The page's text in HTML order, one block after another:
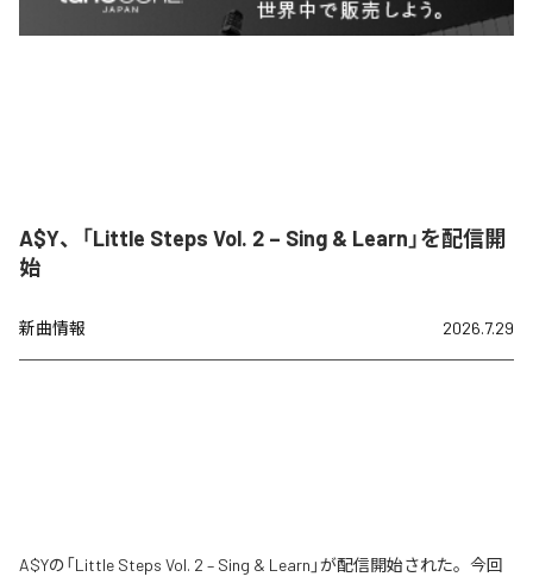
A$Y、「Little Steps Vol. 2 – Sing & Learn」を配信開
始
新曲情報 2026.7.29
A$Yの「Little Steps Vol. 2 – Sing & Learn」が配信開始された。今回